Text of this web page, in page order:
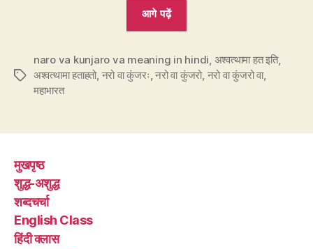
आगे पढ़ें
कुंजरो’
का
में
Tags
naro va kunjaro va meaning in hindi, अश्वत्थामा हत इति,
अश्वत्थामा हताहतो, नरो वा कुंजरः,नरो वा कुंजरो, नरो वा कुंजरो वा,
महाभारत
मुखपृष्ठ
शुद्ध-अशुद्ध
शब्दचर्चा
English Class
हिंदी क्लास